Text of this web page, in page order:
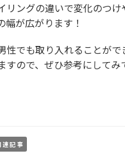
リングの違いで変化のつけ
幅が広がります！
性でも取り入れることがで
すので、ぜひ参考にしてみ
連記事